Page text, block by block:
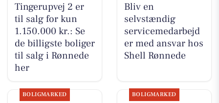
Tingerupvej 2 er
til salg for kun
1.150.000 kr.: Se
de billigste boliger
til salg i Rønnede
her
Bliv en
selvstændig
servicemedarbejd
er med ansvar hos
Shell Rønnede
BOLIGMARKED BOLIGMARKED